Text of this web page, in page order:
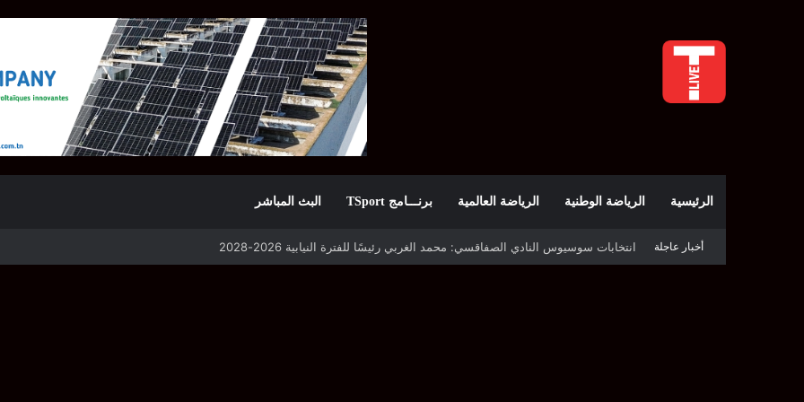
الرئيسية الرياضة الوطنية الرياضة العالمية برنـــامج TSport البث المباشر
أخبار عاجلة
قرعة دوري أبطال إفريقيا: النادي الإفريقي في حال التأهل يواجه مازمبي أو ميدياما